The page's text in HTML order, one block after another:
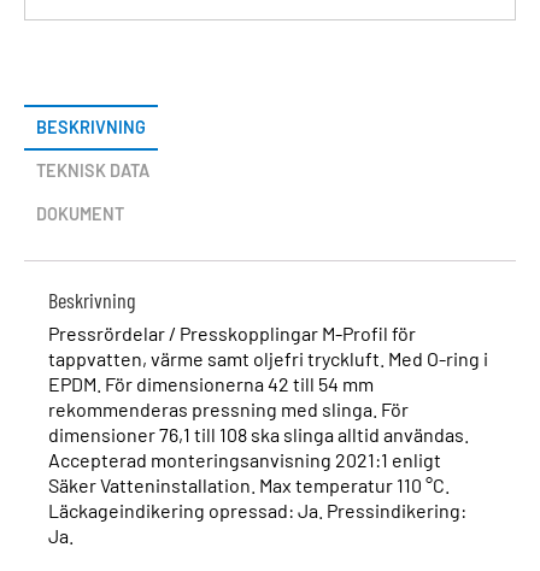
BESKRIVNING
TEKNISK DATA
DOKUMENT
Beskrivning
Pressrördelar / Presskopplingar M-Profil för
tappvatten, värme samt oljefri tryckluft. Med O-ring i
EPDM. För dimensionerna 42 till 54 mm
rekommenderas pressning med slinga. För
dimensioner 76,1 till 108 ska slinga alltid användas.
Accepterad monteringsanvisning 2021:1 enligt
Säker Vatteninstallation. Max temperatur 110 °C.
Läckageindikering opressad: Ja. Pressindikering:
Ja.